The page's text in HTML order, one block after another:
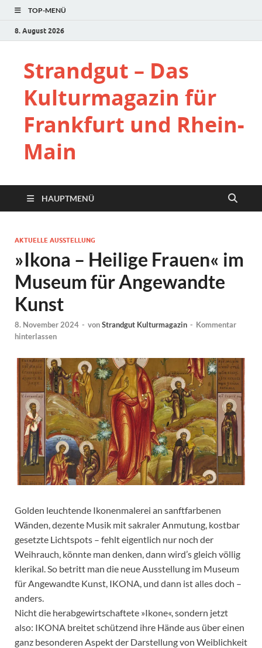
TOP-MENÜ
8. August 2026
Strandgut – Das
Kulturmagazin für
Frankfurt und Rhein-
Main
HAUPTMENÜ
AKTUELLE AUSSTELLUNG
»Ikona – Heilige Frauen« im
Museum für Angewandte
Kunst
8. November 2024 - vonStrandgut Kulturmagazin - Kommentar
hinterlassen
Golden leuchtende Ikonenmalerei an sanftfarbenen
Wänden, dezente Musik mit sakraler Anmutung, kostbar
gesetzte Lichtspots – fehlt eigentlich nur noch der
Weihrauch, könnte man denken, dann wird’s gleich völlig
klerikal. So betritt man die neue Ausstellung im Museum
für Angewandte Kunst, IKONA, und dann ist alles doch –
anders.
Nicht die herabgewirtschaftete »Ikone«, sondern jetzt
also: IKONA breitet schützend ihre Hände aus über einen
ganz besonderen Aspekt der Darstellung von Weiblichkeit